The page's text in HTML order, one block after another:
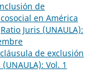
de
en América
Ratio Juris (UNAULA):
de exclusión
Vol. 1